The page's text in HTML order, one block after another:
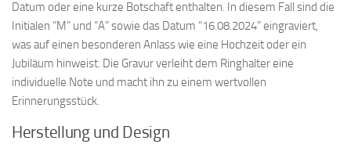
Datum oder eine kurze Botschaft enthalten. In diesem Fall sind die
Initialen “M” und “A” sowie das Datum “16.08.2024” eingraviert,
was auf einen besonderen Anlass wie eine Hochzeit oder ein
Jubiläum hinweist. Die Gravur verleiht dem Ringhalter eine
individuelle Note und macht ihn zu einem wertvollen
Erinnerungsstück.
Herstellung und Design